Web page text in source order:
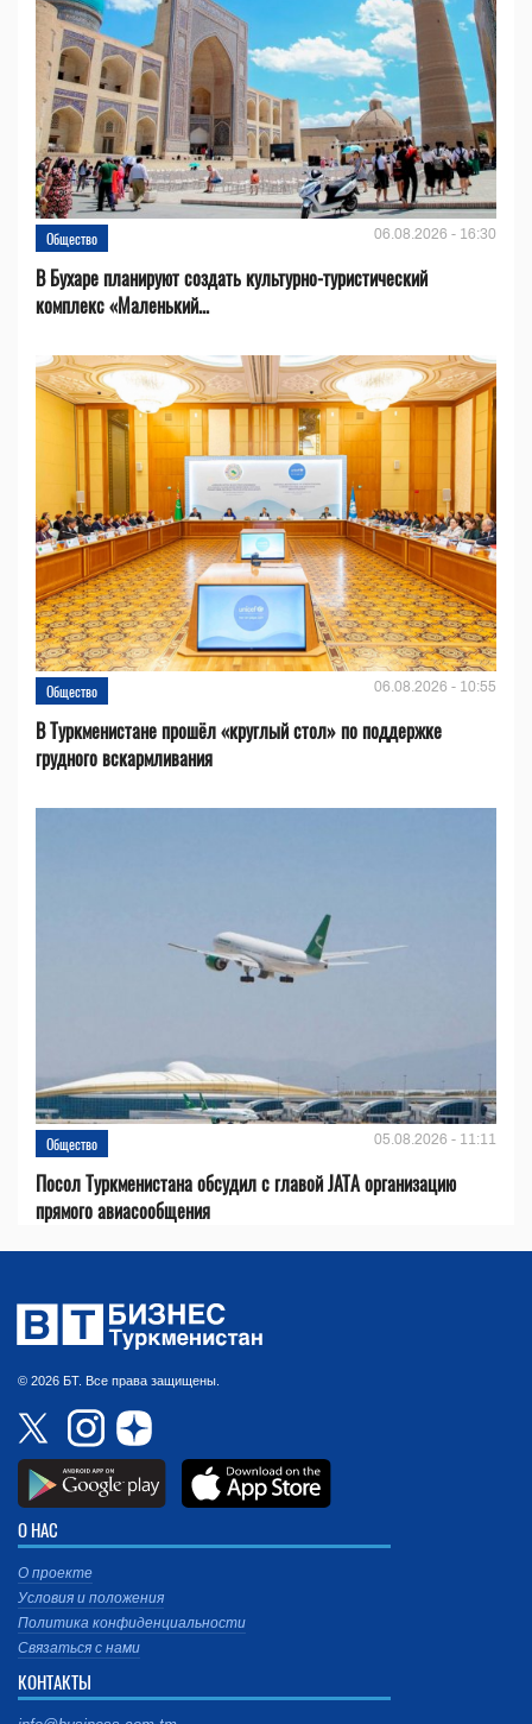
Общество 06.08.2026 - 16:30
В Бухаре планируют создать культурно-туристический
комплекс «Маленький...
Общество 06.08.2026 - 10:55
В Туркменистане прошёл «круглый стол» по поддержке
грудного вскармливания
Общество 05.08.2026 - 11:11
Посол Туркменистана обсудил с главой JATA организацию
прямого авиасообщения
© 2026 БТ. Все права защищены.
О НАС
О проекте
Условия и положения
Политика конфиденциальности
Связаться с нами
КОНТАКТЫ